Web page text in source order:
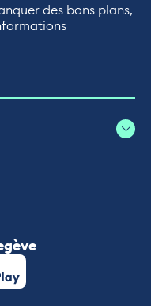
des bons plans,